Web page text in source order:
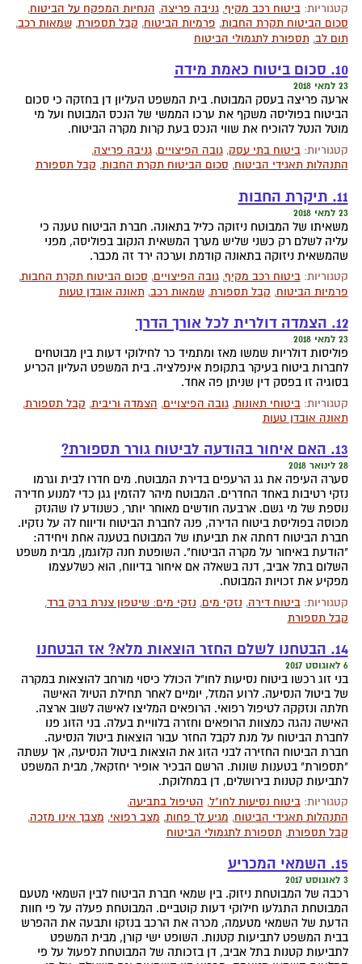
קטגוריות:ביטוח רכב מקיף,גניבה פריצה, הנחיות המפקח על הביטוח,
סכום הביטוח תקרת החבות, פרמיות הביטוח, קבל תספורת,שמאות רכב,
תום לב,תספורת לתגמולי הביטוח
10. סכום ביטוח כאמת מידה
23 למאי 2018
ארעה פריצה בעסק המבוטח. בית המשפט העליון דן בחזקה כי סכום
הביטוח בפוליסה משקף את ערכו הממשי של הנכס המבוטח ועל מי
מוטל הנטל להוכיח את שווי הנכס בעת קרות מקרה הביטוח.
קטגוריות:ביטוח בתי עסק,גובה הפיצויים,גניבה פריצה,
התנהלות תאגידי הביטוח, סכום הביטוח תקרת החבות, קבל תספורת
11. תיקרת החבות
23 למאי 2018
משאיתו של המבוטח ניזוקה כליל בתאונה. חברת הביטוח טענה כי
עליה לשלם רק כשני שליש מערך המשאית הנקוב בפוליסה, מפני
שהמשאית ניזוקה בתאונה קודמת וערכה ירד זה מכבר.
קטגוריות:ביטוח רכב מקיף,גובה הפיצויים, סכום הביטוח תקרת החבות,
פרמיות הביטוח, קבל תספורת,שמאות רכב,תאונה אובדן טעות
12. הצמדה דולרית לכל אורך הדרך
23 למאי 2018
פוליסות דולריות שמשו מאז ומתמיד כר לחילוקי דעות בין מבוטחים
לחברות ביטוח בעיקר בתקופת אינפלציה. בית המשפט העליון הכריע
בסוגיה זו בפסק דין שניתן פה אחד.
קטגוריות:ביטוחי תאונות,גובה הפיצויים, הצמדה וריבית, קבל תספורת,
תאונה אובדן טעות
13. האם איחור בהודעה לביטוח גורר תספורת?
28 לינואר 2018
סערה העיפה את גג הרעפים בדירת המבוטח. מים חדרו לבית וגרמו
נזקי רטיבות באחד החדרים. המבוטח מיהר להזמין גגן כדי למנוע חדירה
נוספת של מי גשם. ארבעה חודשים מאוחר יותר, כשנודע לו שהנזק
מכוסה בפוליסת ביטוח הדירה, פנה לחברת הביטוח ודיווח לה על נזקיו.
חברת הביטוח דחתה את תביעתו של המבוטח בטענה אחת ויחידה:
"הודעת באיחור על מקרה הביטוח". השופטת חנה קלוגמן, מבית משפט
השלום בתל אביב, דנה בשאלה אם איחור בדיווח, הוא כשלעצמו
מפקיע את זכויות המבוטח.
קטגוריות:ביטוח דירה, נזקי מים, נזקי מים: שיטפון צנרת ברק ברד,
קבל תספורת
14. הבטחנו לשלם החזר הוצאות מלא? אז הבטחנו
6 לאוגוסט 2017
בני זוג רכשו ביטוח נסיעות לחו"ל הכולל כיסוי מורחב להוצאות במקרה
של ביטול הנסיעה. לרוע המזל, יומיים לאחר תחילת הטיול האישה
חלתה ונזקקה לטיפול רפואי. הרופאים המליצו לאישה לשוב ארצה.
האישה נהגה כמצוות הרופאים וחזרה בלוויית בעלה. בני הזוג פנו
לחברת הביטוח על מנת לקבל החזר עבור הוצאות ביטול הנסיעה.
חברת הביטוח החזירה לבני הזוג את הוצאות ביטול הנסיעה, אך עשתה
"תספורת" בטענות שונות. הרשם הבכיר אופיר יחזקאל, מבית המשפט
לתביעות קטנות בירושלים, דן במחלוקת.
קטגוריות:ביטוח נסיעות לחו"ל, הטיפול בתביעה,
התנהלות תאגידי הביטוח, מגיע לך פחות, מצב רפואי, מצבך אינו מזכה,
קבל תספורת,תספורת לתגמולי הביטוח
15. השמאי המכריע
3 לאוגוסט 2017
רכבה של המבוטחת ניזוק. בין שמאי חברת הביטוח לבין השמאי מטעם
המבוטחת התגלעו חילוקי דעות קוטביים. המבוטחת פעלה על פי חוות
הדעת של השמאי מטעמה, מכרה את הרכב בנזקו ותבעה את ההפרש
בבית המשפט לתביעות קטנות. השופט ישי קורן, מבית המשפט
לתביעות קטנות בתל אביב, דן בזכותה של המבוטחת לפעול על פי